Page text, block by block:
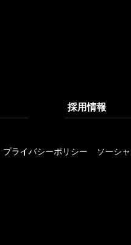
採用情報
プライバシーポリシー ソーシ